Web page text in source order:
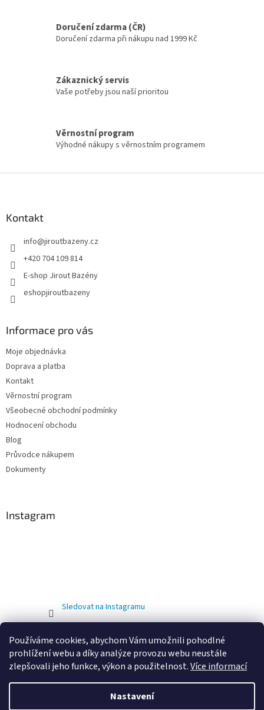
Používáme cookies, abychom Vám umožnili pohodlné
prohlížení webu a díky analýze provozu webu neustále
zlepšovali jeho funkce, výkon a použitelnost.Více informací
Nastavení
Doručení zdarma (ČR)
Doručení zdarma při nákupu nad 1999 Kč
Zákaznický servis
Vaše potřeby jsou naší prioritou
Věrnostní program
Výhodné nákupy s věrnostním programem
Kontakt
info@jiroutbazeny.cz
+420 704 109 814
E-shop Jirout Bazény
eshopjiroutbazeny
Informace pro vás
Moje objednávka
Doprava a platba
Kontakt
Věrnostní program
Všeobecné obchodní podmínky
Hodnocení obchodu
Blog
Průvodce nákupem
Dokumenty
Instagram
Sledovat na Instagramu
Vytvořil Shoptet